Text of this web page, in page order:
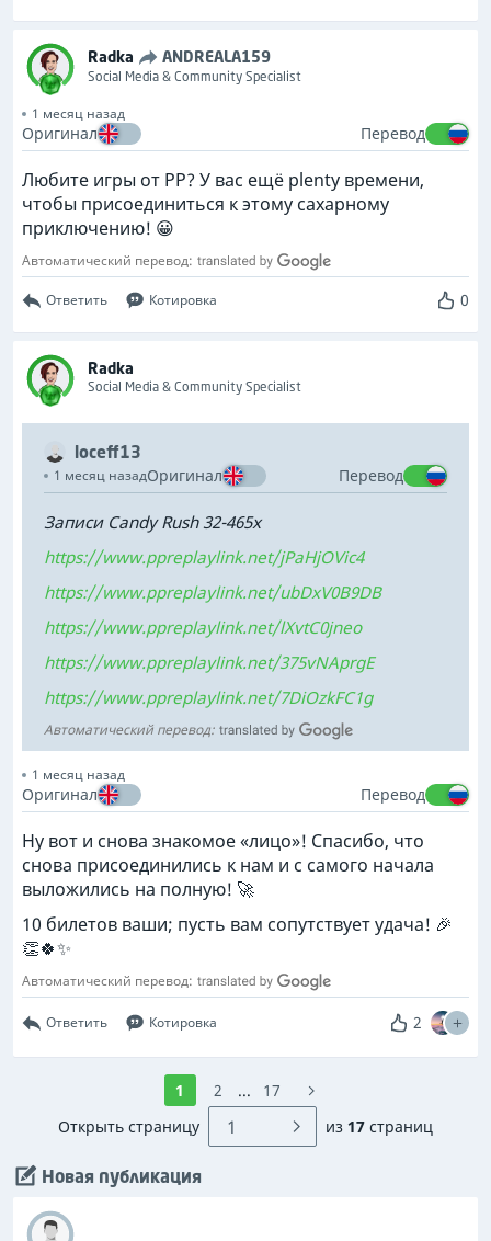
Radka ANDREALA159
Social Media & Community Specialist
1 месяц назад
Оригинал Перевод
Любите игры от PP? У вас ещё plenty времени,
чтобы присоединиться к этому сахарному
приключению! 😀
Автоматический перевод:
Ответить Котировка 0
Radka
Social Media & Community Specialist
loceff13
1 месяц назадОригинал Перевод
Записи Candy Rush 32-465x
https://www.ppreplaylink.net/jPaHjOVic4
https://www.ppreplaylink.net/ubDxV0B9DB
https://www.ppreplaylink.net/lXvtC0jneo
https://www.ppreplaylink.net/375vNAprgE
https://www.ppreplaylink.net/7DiOzkFC1g
Автоматический перевод:
1 месяц назад
Оригинал Перевод
Ну вот и снова знакомое «лицо»! Спасибо, что
снова присоединились к нам и с самого начала
выложились на полную! 🚀
10 билетов ваши; пусть вам сопутствует удача! 🎉
👏🍀✨
Автоматический перевод:
Ответить Котировка 2
1 2 ...
17
Открыть страницу
из 17 страниц
Новая публикация